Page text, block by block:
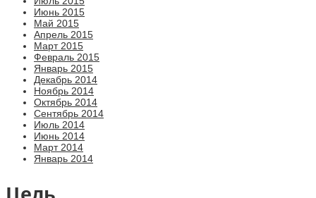
Июнь 2015
Май 2015
Апрель 2015
Март 2015
Февраль 2015
Январь 2015
Декабрь 2014
Ноябрь 2014
Октябрь 2014
Сентябрь 2014
Июль 2014
Июнь 2014
Март 2014
Январь 2014